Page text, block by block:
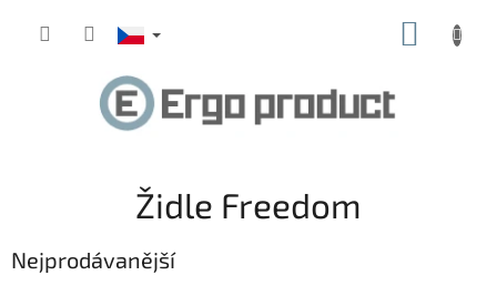
Židle Freedom
Nejprodávanější